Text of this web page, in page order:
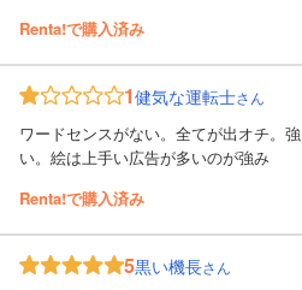
Renta!で購入済み
1健気な運転士さん
ワードセンスがない。全てが出オチ。
い。絵は上手い広告が多いのが強み
Renta!で購入済み
5黒い機長さん